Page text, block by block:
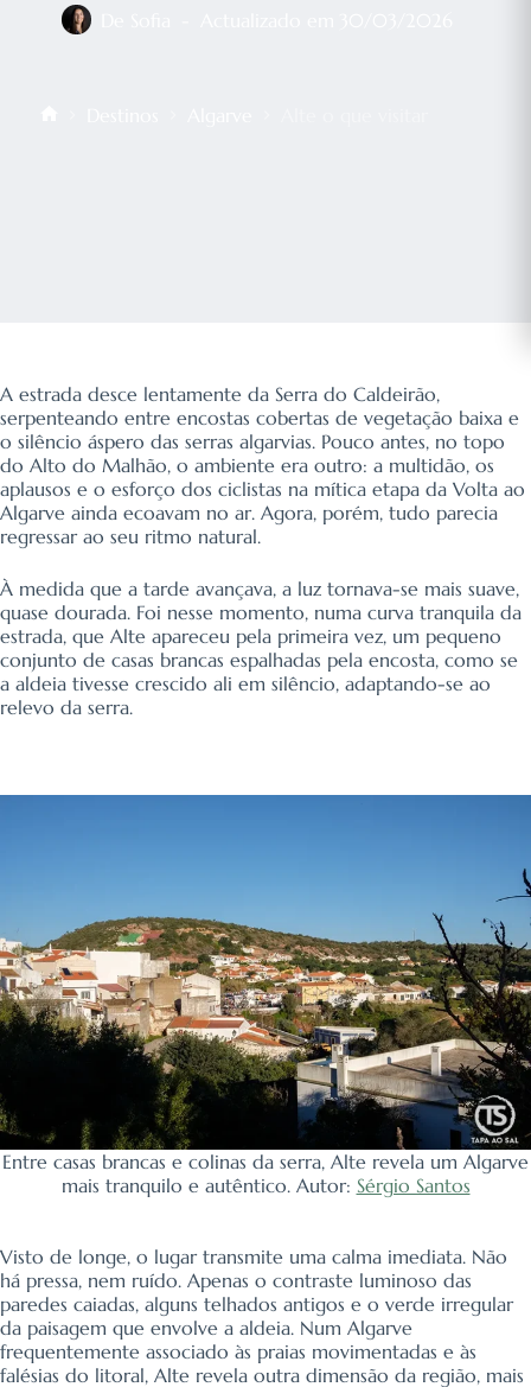
A estrada desce lentamente da Serra do Caldeirão,
serpenteando entre encostas cobertas de vegetação baixa e
o silêncio áspero das serras algarvias. Pouco antes, no topo
do Alto do Malhão, o ambiente era outro: a multidão, os
aplausos e o esforço dos ciclistas na mítica etapa da Volta ao
Algarve ainda ecoavam no ar. Agora, porém, tudo parecia
regressar ao seu ritmo natural.
À medida que a tarde avançava, a luz tornava-se mais suave,
quase dourada. Foi nesse momento, numa curva tranquila da
estrada, que Alte apareceu pela primeira vez, um pequeno
conjunto de casas brancas espalhadas pela encosta, como se
a aldeia tivesse crescido ali em silêncio, adaptando-se ao
relevo da serra.
Entre casas brancas e colinas da serra, Alte revela um Algarve
mais tranquilo e autêntico. Autor: Sérgio Santos
Visto de longe, o lugar transmite uma calma imediata. Não
há pressa, nem ruído. Apenas o contraste luminoso das
paredes caiadas, alguns telhados antigos e o verde irregular
da paisagem que envolve a aldeia. Num Algarve
frequentemente associado às praias movimentadas e às
falésias do litoral, Alte revela outra dimensão da região, mais